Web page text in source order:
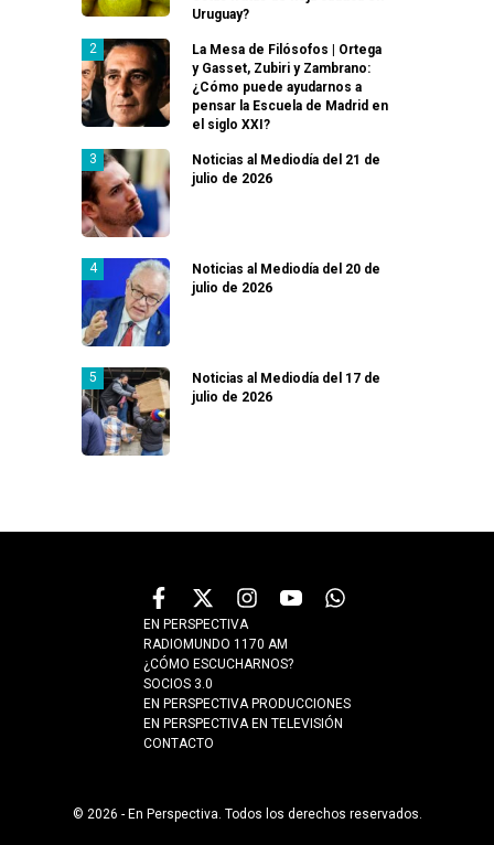
Uruguay?
La Mesa de Filósofos | Ortega
y Gasset, Zubiri y Zambrano:
¿Cómo puede ayudarnos a
pensar la Escuela de Madrid en
el siglo XXI?
Noticias al Mediodía del 21 de
julio de 2026
Noticias al Mediodía del 20 de
julio de 2026
Noticias al Mediodía del 17 de
julio de 2026
EN PERSPECTIVA
RADIOMUNDO 1170 AM
¿CÓMO ESCUCHARNOS?
SOCIOS 3.0
EN PERSPECTIVA PRODUCCIONES
EN PERSPECTIVA EN TELEVISIÓN
CONTACTO
© 2026 - En Perspectiva. Todos los derechos reservados.